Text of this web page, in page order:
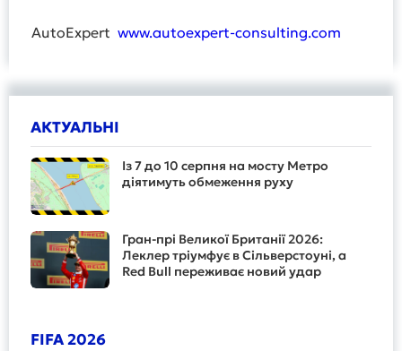
AutoExpert www.autoexpert-consulting.com
АКТУАЛЬНІ
Із 7 до 10 серпня на мосту Метро
діятимуть обмеження руху
Гран-прі Великої Британії 2026:
Леклер тріумфує в Сільверстоуні, а
Red Bull переживає новий удар
FIFA 2026